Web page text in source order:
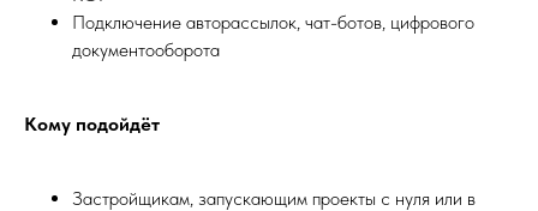
Подключение авторассылок, чат-ботов, цифрового
документооборота
Кому подойдёт
Застройщикам, запускающим проекты с нуля или в